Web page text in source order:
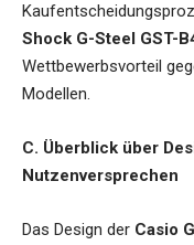
Shock G-Steel GST-
Wettbewerbsvorteil
Modellen.
C. Überblick über
Nutzenversprechen
Das Design der Casio